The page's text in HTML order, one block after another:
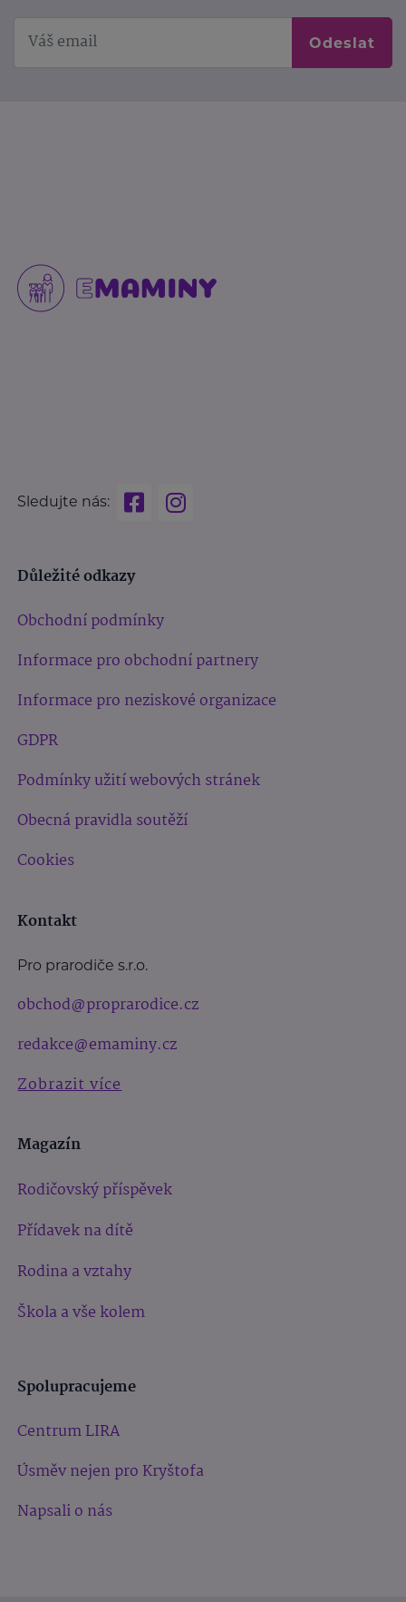
Odeslat
Sledujte nás:
Důležité odkazy
Obchodní podmínky
Informace pro obchodní partnery
Informace pro neziskové organizace
GDPR
Podmínky užití webových stránek
Obecná pravidla soutěží
Cookies
Kontakt
Pro prarodiče s.r.o.
obchod@proprarodice.cz
redakce@emaminy.cz
Zobrazit více
Magazín
Rodičovský příspěvek
Přídavek na dítě
Rodina a vztahy
Škola a vše kolem
Spolupracujeme
Centrum LIRA
Úsměv nejen pro Kryštofa
Napsali o nás